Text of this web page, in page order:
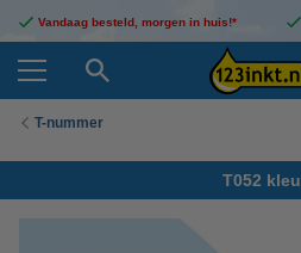
Vandaag besteld, morgen in huis!*
T-nummer
T052